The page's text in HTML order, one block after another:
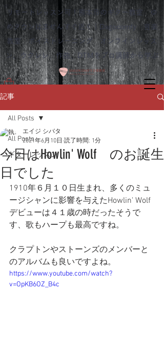
リモートレッスン可！熊本市のギター教室 ゆ
めタウンはませんすぐ近く｜Dagocomfy 音楽
教室 ボイストレーニング オンラインレッス
ン、ウクレレ、作曲、DTMをプロ講師から学ぶ
記事
All Posts
ギターレッスン
All Posts
今日はHowlin' Wolf のお誕生
日でした
エイジ シバタ
2021年6月10日 読了時間: 1分
1910年６月１０日生まれ、多くのミュ
ージシャンに影響を与えたHowlin' Wolf
デビューは４１歳の時だったそうで
す、歌もハープも最高ですね。
クラプトンやストーンズのメンバーと
のアルバムも良いですよね。
https://www.youtube.com/watch?
v=OpKB6OZ_B4c